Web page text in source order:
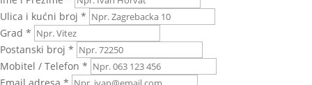
Ulica i kućni broj *
Grad *
Postanski broj *
Mobitel / Telefon *